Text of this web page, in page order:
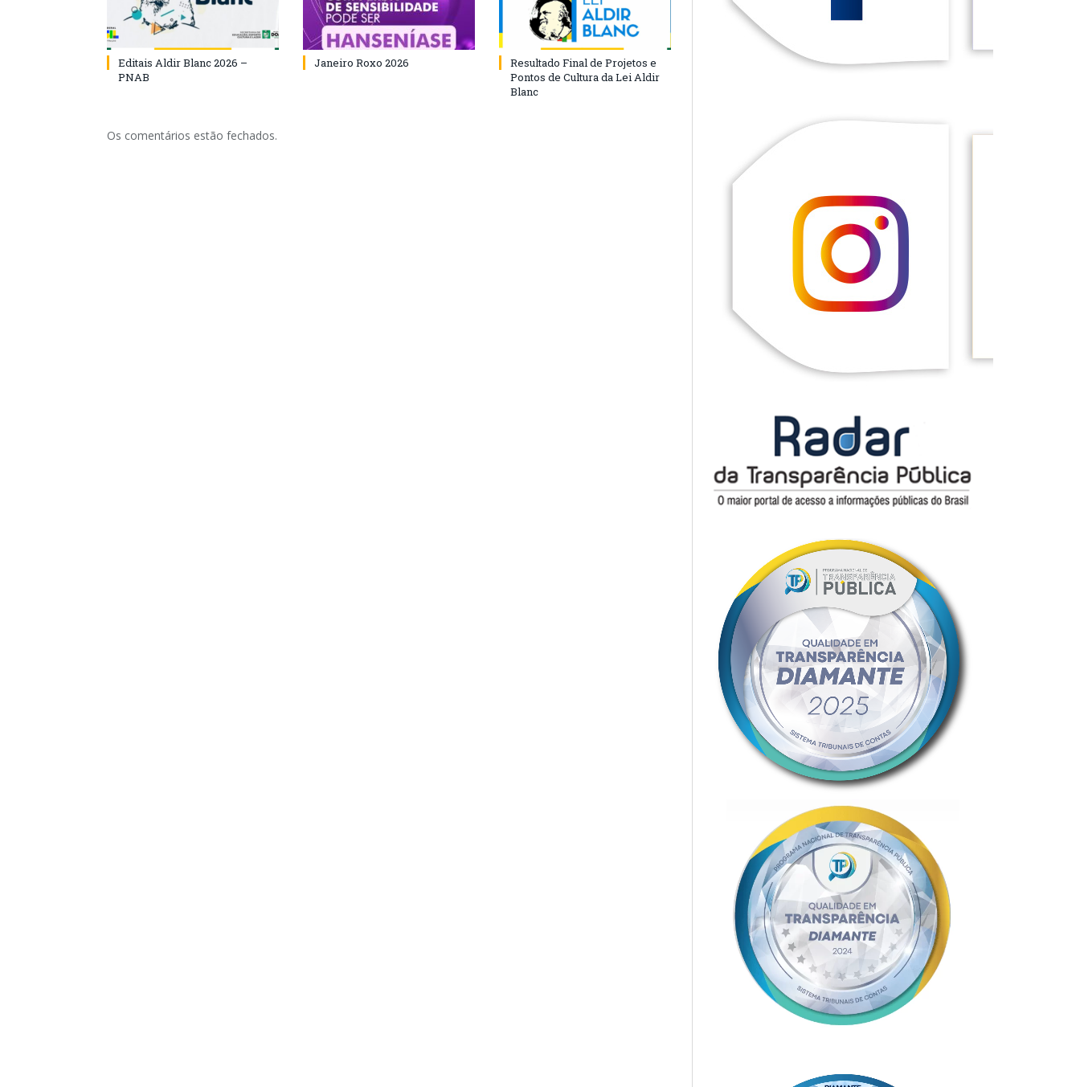
Editais Aldir Blanc 2026 –
PNAB
Janeiro Roxo 2026
Resultado Final de Projetos e
Pontos de Cultura da Lei Aldir
Blanc
Os comentários estão fechados.